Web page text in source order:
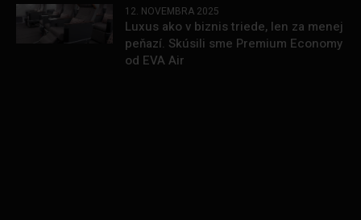
12. NOVEMBRA 2025
Luxus ako v biznis triede, len za menej
peňazí. Skúsili sme Premium Economy
od EVA Air